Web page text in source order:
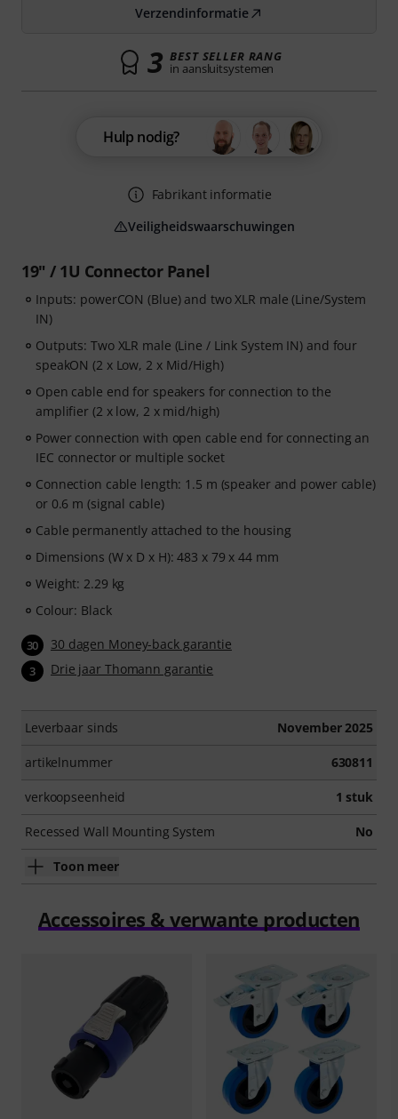
19" / 1U Connector Panel
Inputs: powerCON (Blue) and two XLR male (Line/System
IN)
Outputs: Two XLR male (Line / Link System IN) and four
speakON (2 x Low, 2 x Mid/High)
Open cable end for speakers for connection to the
amplifier (2 x low, 2 x mid/high)
Power connection with open cable end for connecting an
IEC connector or multiple socket
Connection cable length: 1.5 m (speaker and power cable)
or 0.6 m (signal cable)
Cable permanently attached to the housing
Dimensions (W x D x H): 483 x 79 x 44 mm
Weight: 2.29 kg
Colour: Black
30 30 dagen Money-back garantie
3 Drie jaar Thomann garantie
Leverbaar sinds November 2025
artikelnummer 630811
verkoopseenheid 1 stuk
Recessed Wall Mounting System No
Toon meer
Verzendinformatie
3 BEST SELLER RANG
in aansluitsystemen
Hulp nodig?
Fabrikant informatie
Veiligheidswaarschuwingen
Accessoires & verwante producten